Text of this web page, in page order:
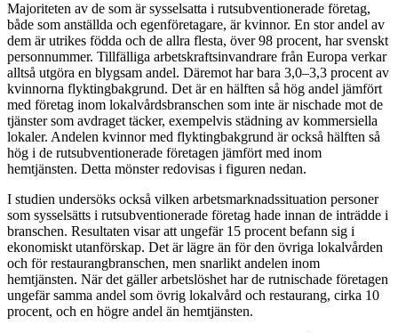
Majoriteten av de som är sysselsatta i rutsubventionerade företag,
både som anställda och egenföretagare, är kvinnor. En stor andel av
dem är utrikes födda och de allra flesta, över 98 procent, har svenskt
personnummer. Tillfälliga arbetskraftsinvandrare från Europa verkar
alltså utgöra en blygsam andel. Däremot har bara 3,0–3,3 procent av
kvinnorna flyktingbakgrund. Det är en hälften så hög andel jämfört
med företag inom lokalvårdsbranschen som inte är nischade mot de
tjänster som avdraget täcker, exempelvis städning av kommersiella
lokaler. Andelen kvinnor med flyktingbakgrund är också hälften så
hög i de rutsubventionerade företagen jämfört med inom
hemtjänsten. Detta mönster redovisas i figuren nedan.
I studien undersöks också vilken arbetsmarknadssituation personer
som sysselsätts i rutsubventionerade företag hade innan de inträdde i
branschen. Resultaten visar att ungefär 15 procent befann sig i
ekonomiskt utanförskap. Det är lägre än för den övriga lokalvården
och för restaurangbranschen, men snarlikt andelen inom
hemtjänsten. När det gäller arbetslöshet har de rutnischade företagen
ungefär samma andel som övrig lokalvård och restaurang, cirka 10
procent, och en högre andel än hemtjänsten.